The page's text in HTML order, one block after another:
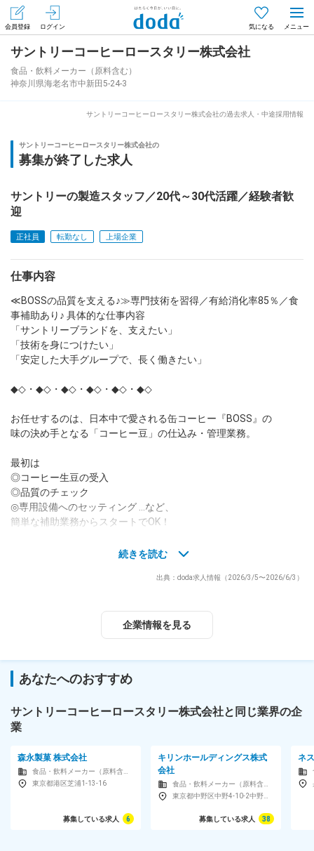
会員登録 ログイン 気になる
会員登録（無料）
求人を探す
知りたい・聞きたい
イベント
専門サイト
dodaチャットサポート
対応時間：10:00～22:00(日曜・年末年始を除く)
自動案内は24時間365日対応
気軽に相談してみませんか？
今の仕事を続けるべき？
ヘルプ
サントリーコーヒーロースタリー株式会社
食品・飲料メーカー（原料含む）
神奈川県海老名市中新田5-24-3
サントリーコーヒーロースタリー株式会社の過去求人・中途採用情報
サントリーコーヒーロースタリー株式会社の
募集が終了した求人
サントリーの製造スタッフ／20代～30代活躍／経験者歓
迎
正社員 転勤なし 上場企業
仕事内容
≪BOSSの品質を支える♪≫専門技術を習得／有給消化率85％／食
事補助あり♪ 具体的な仕事内容
「サントリーブランドを、支えたい」
「技術を身につけたい」
「安定した大手グループで、長く働きたい」
◆◇・◆◇・◆◇・◆◇・◆◇・◆◇
お任せするのは、日本中で愛される缶コーヒー『BOSS』の
味の決め手となる「コーヒー豆」の仕込み・管理業務。
最初は
◎コーヒー生豆の受入
◎品質のチェック
◎専用設備へのセッティング …など、
簡単な補助業務からスタートでOK！
まずは基本のルーティン業務から
◆コーヒー豆の生産準備
世界中から届く50種類以上の豆を、フォークリフトやクレーンを
使って設備へ運びます。
厳しい基準をクリアしているかチェックし、焙煎工程へ送り出し
ます。
「いつも通り」に動くよう、設備の清掃や給油、点検を行いま
す。
慣れてきたら…
◆設備メンテナンス（部品交換や条件設定など）
◆製造工程の改善提案（「もっと効率よく」を形に！）
など、専門性を高めて活躍を期待します！
続きを読む
出典：doda求人情報（2026/3/5〜2026/6/3）
企業情報を見る
あなたへのおすすめ
サントリーコーヒーロースタリー株式会社と同じ業界の企
業
森永製菓 株式会社
東京都港区芝浦1-13-16
募集している求人 6
キリンホールディングス株式
会社
募集している求人 38
ネ